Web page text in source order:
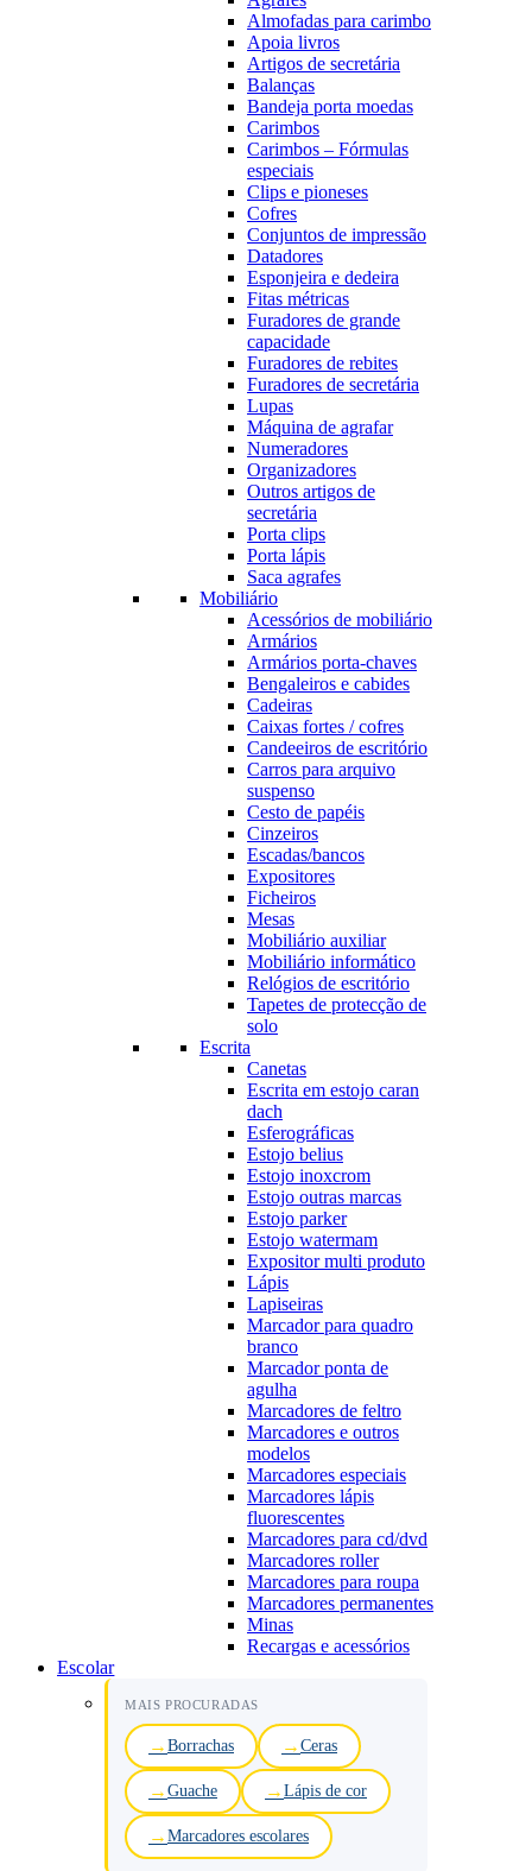
Almofadas para carimbo
Apoia livros
Artigos de secretária
Balanças
Bandeja porta moedas
Carimbos
Carimbos – Fórmulas
especiais
Clips e pioneses
Cofres
Conjuntos de impressão
Datadores
Esponjeira e dedeira
Fitas métricas
Furadores de grande
capacidade
Furadores de rebites
Furadores de secretária
Lupas
Máquina de agrafar
Numeradores
Organizadores
Outros artigos de
secretária
Porta clips
Porta lápis
Saca agrafes
Mobiliário
Acessórios de mobiliário
Armários
Armários porta-chaves
Bengaleiros e cabides
Cadeiras
Caixas fortes / cofres
Candeeiros de escritório
Carros para arquivo
suspenso
Cesto de papéis
Cinzeiros
Escadas/bancos
Expositores
Ficheiros
Mesas
Mobiliário auxiliar
Mobiliário informático
Relógios de escritório
Tapetes de protecção de
solo
Escrita
Canetas
Escrita em estojo caran
dach
Esferográficas
Estojo belius
Estojo inoxcrom
Estojo outras marcas
Estojo parker
Estojo watermam
Expositor multi produto
Lápis
Lapiseiras
Marcador para quadro
branco
Marcador ponta de
agulha
Marcadores de feltro
Marcadores e outros
modelos
Marcadores especiais
Marcadores lápis
fluorescentes
Marcadores para cd/dvd
Marcadores roller
Marcadores para roupa
Marcadores permanentes
Minas
Recargas e acessórios
Escolar
MAIS PROCURADAS
Borrachas Ceras
Guache Lápis de cor
Marcadores escolares